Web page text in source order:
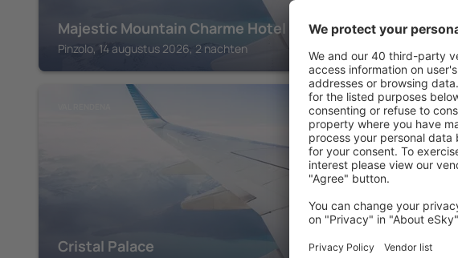
Majestic Mountain Charme Hotel
Pinzolo, 14 augustus 2026, 2 nachten
Hotel
Pinzolo, 14
Cristal Palace
VAL RENDENA
TH